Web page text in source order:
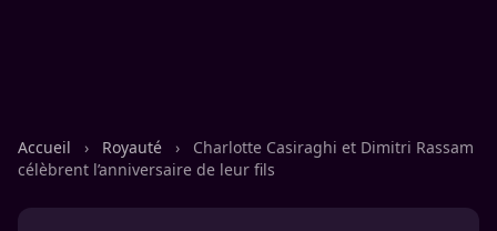
Accueil › Royauté ›
Charlotte Casiraghi et Dimitri Rassam
célèbrent l’anniversaire de leur fils